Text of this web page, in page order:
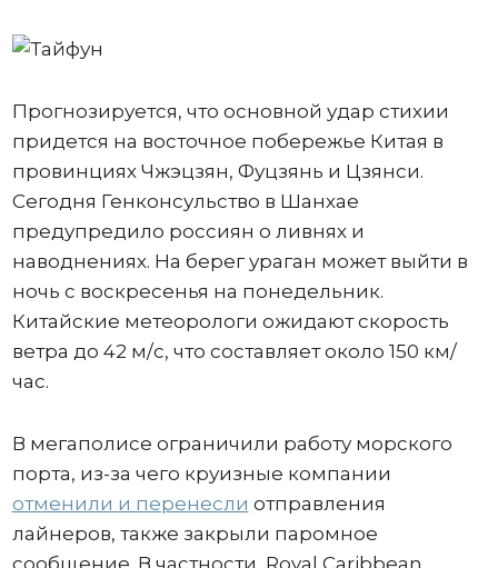
Прогнозируется, что основной удар стихии
придется на восточное побережье Китая в
провинциях Чжэцзян, Фуцзянь и Цзянси.
Сегодня Генконсульство в Шанхае
предупредило россиян о ливнях и
наводнениях. На берег ураган может выйти в
ночь с воскресенья на понедельник.
Китайские метеорологи ожидают скорость
ветра до 42 м/с, что составляет около 150 км/
час.
В мегаполисе ограничили работу морского
порта, из-за чего круизные компании
отменили и перенесли отправления
лайнеров, также закрыли паромное